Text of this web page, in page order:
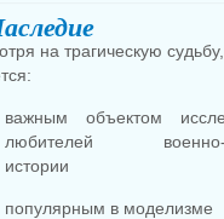
на трагическую
важным объектом
любителей военно-
истории
популярным в моделизме